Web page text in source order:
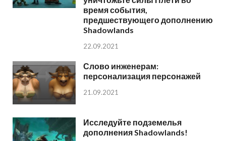
время события,
предшествующего дополнению
Shadowlands
22.09.2021
Слово инженерам:
персонализация персонажей
21.09.2021
Исследуйте подземелья
дополнения Shadowlands!